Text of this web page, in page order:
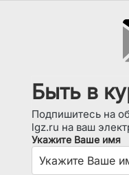
Быть в
Подпишитесь на
lgz.ru на ваш
Укажите Ваше имя